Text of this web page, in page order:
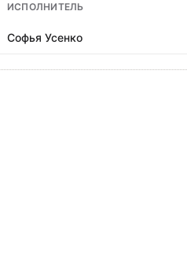
ИСПОЛНИТЕЛЬ
Софья Усенко